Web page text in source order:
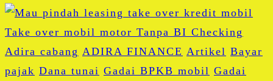
Adira cabang ADIRA FINANCE Artikel Bayar
pajak Dana tunai Gadai BPKB mobil Gadai